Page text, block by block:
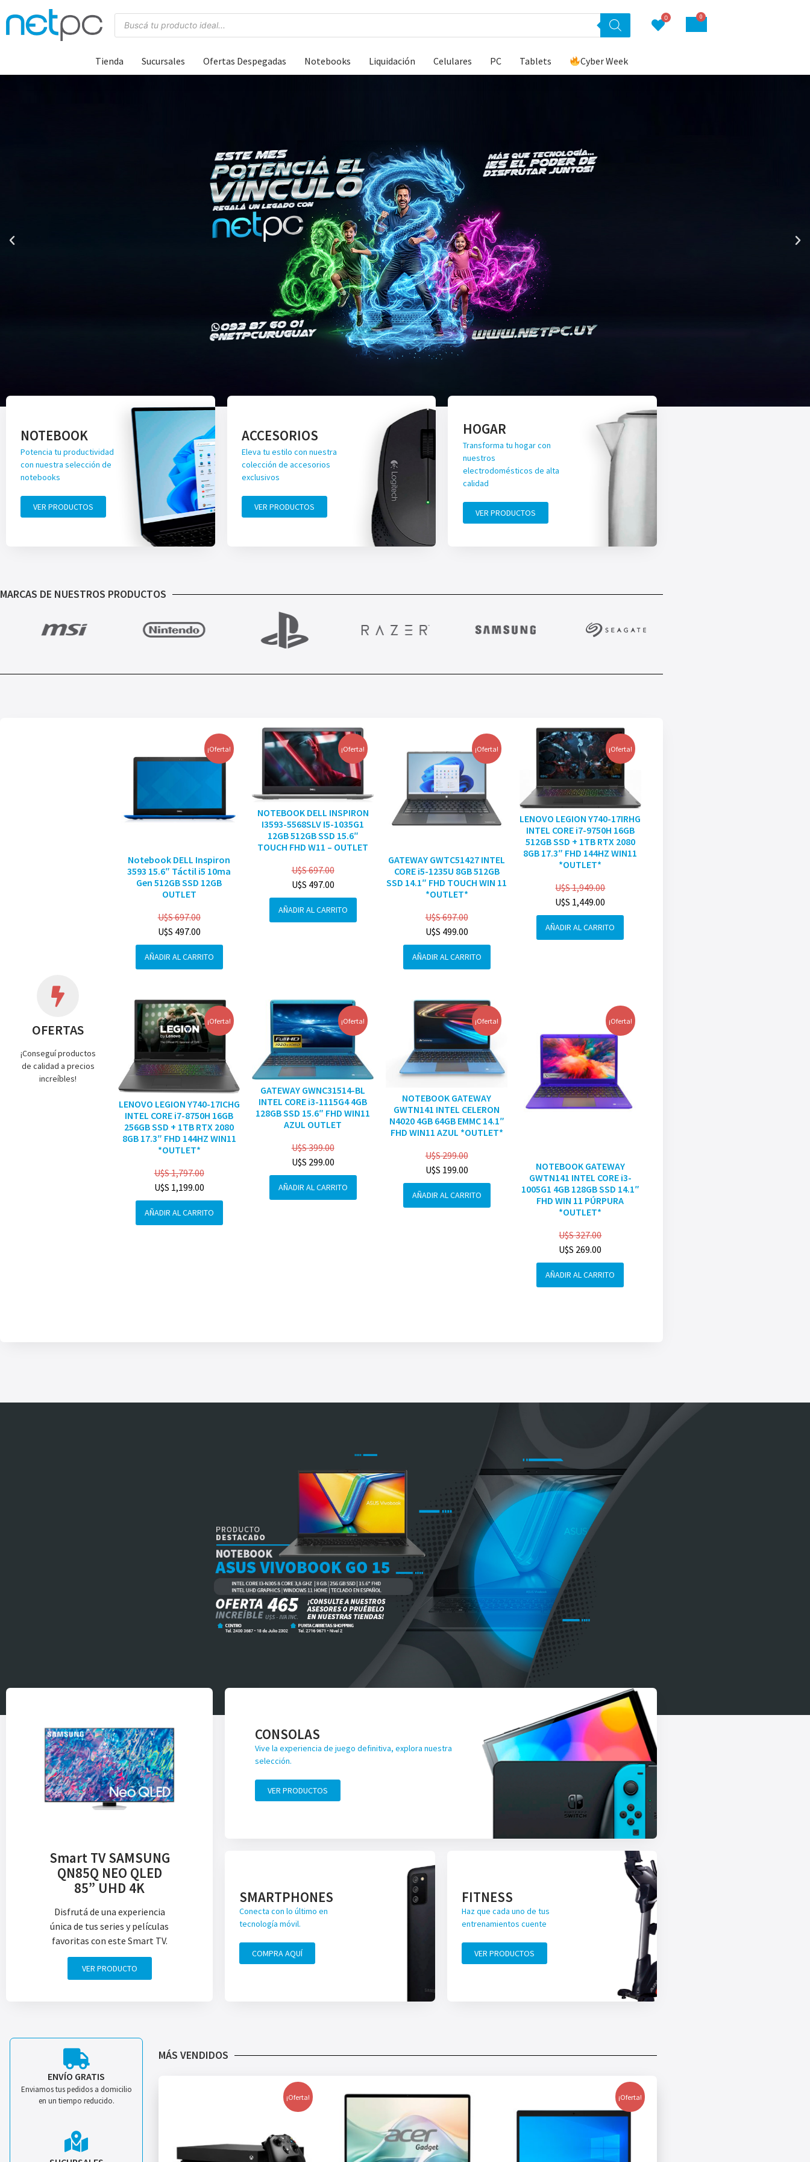
0 0
Tienda Sucursales Ofertas Despegadas Notebooks Liquidación Celulares PC Tablets Cyber Week
NOTEBOOK
Potencia tu productividad
con nuestra selección de
notebooks
VER PRODUCTOS
ACCESORIOS
Eleva tu estilo con nuestra
colección de accesorios
exclusivos
VER PRODUCTOS
HOGAR
Transforma tu hogar con
nuestros
electrodomésticos de alta
calidad
VER PRODUCTOS
MARCAS DE NUESTROS PRODUCTOS
OFERTAS
¡Conseguí productos
de calidad a precios
increíbles!
¡Oferta!
Notebook DELL Inspiron
3593 15.6″ Táctil i5 10ma
Gen 512GB SSD 12GB
OUTLET
U$S697.00
U$S 497.00
AÑADIR AL CARRITO
¡Oferta!
NOTEBOOK DELL INSPIRON
I3593-5568SLV I5-1035G1
12GB 512GB SSD 15.6″
TOUCH FHD W11 – OUTLET
U$S697.00
U$S 497.00
AÑADIR AL CARRITO
¡Oferta!
GATEWAY GWTC51427 INTEL
CORE i5-1235U 8GB 512GB
SSD 14.1″ FHD TOUCH WIN 11
*OUTLET*
U$S697.00
U$S 499.00
AÑADIR AL CARRITO
¡Oferta!
LENOVO LEGION Y740-17IRHG
INTEL CORE i7-9750H 16GB
512GB SSD + 1TB RTX 2080
8GB 17.3″ FHD 144HZ WIN11
*OUTLET*
U$S1,949.00
U$S 1,449.00
AÑADIR AL CARRITO
¡Oferta!
LENOVO LEGION Y740-17ICHG
INTEL CORE i7-8750H 16GB
256GB SSD + 1TB RTX 2080
8GB 17.3″ FHD 144HZ WIN11
*OUTLET*
U$S1,797.00
U$S 1,199.00
AÑADIR AL CARRITO
¡Oferta!
GATEWAY GWNC31514-BL
INTEL CORE i3-1115G4 4GB
128GB SSD 15.6″ FHD WIN11
AZUL OUTLET
U$S399.00
U$S 299.00
AÑADIR AL CARRITO
¡Oferta!
NOTEBOOK GATEWAY
GWTN141 INTEL CELERON
N4020 4GB 64GB EMMC 14.1″
FHD WIN11 AZUL *OUTLET*
U$S299.00
U$S 199.00
AÑADIR AL CARRITO
¡Oferta!
NOTEBOOK GATEWAY
GWTN141 INTEL CORE i3-
1005G1 4GB 128GB SSD 14.1″
FHD WIN 11 PÚRPURA
*OUTLET*
U$S327.00
U$S 269.00
AÑADIR AL CARRITO
Smart TV SAMSUNG
QN85Q NEO QLED
85” UHD 4K
Disfrutá de una experiencia
única de tus series y películas
favoritas con este Smart TV.
VER PRODUCTO
CONSOLAS
Vive la experiencia de juego definitiva, explora nuestra
selección.
VER PRODUCTOS
SMARTPHONES
Conecta con lo último en
tecnología móvil.
COMPRA AQUÍ
FITNESS
Haz que cada uno de tus
entrenamientos cuente
VER PRODUCTOS
ENVÍO GRATIS
Enviamos tus pedidos a domicilio
en un tiempo reducido.
MÁS VENDIDOS
¡Oferta! ¡Oferta!